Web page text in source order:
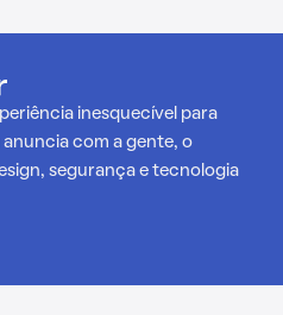
inesquecível para
com a gente, o
segurança e tecnologia